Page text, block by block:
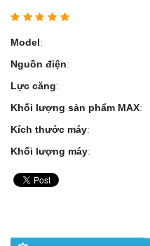
Model:
Nguồn điện:
Lực căng:
Khối lượng sản phẩm MAX:
Kích thước máy:
Khối lượng máy: